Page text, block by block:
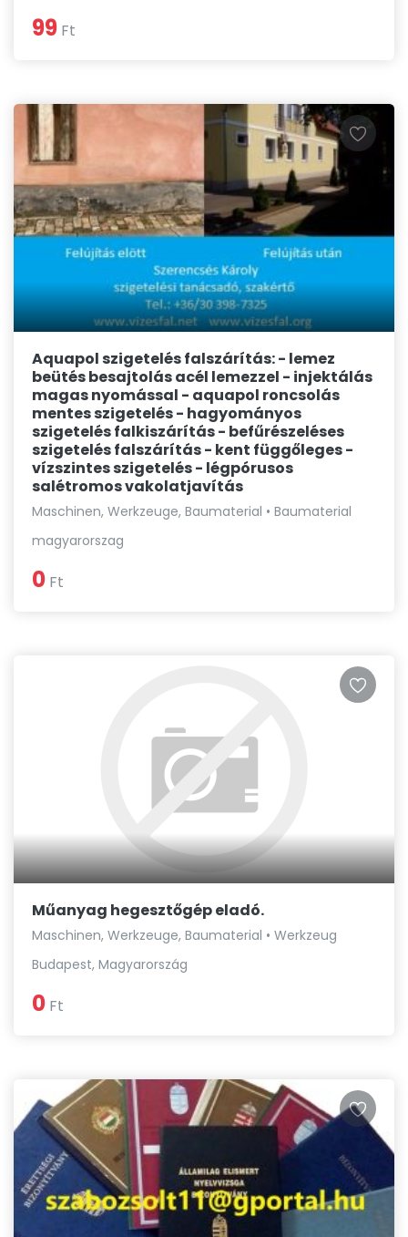
99 Ft
Aquapol szigetelés falszárítás: - lemez
beütés besajtolás acél lemezzel - injektálás
magas nyomással - aquapol roncsolás
mentes szigetelés - hagyományos
szigetelés falkiszárítás - befűrészeléses
szigetelés falszárítás - kent függőleges -
vízszintes szigetelés - légpórusos
salétromos vakolatjavítás
Maschinen, Werkzeuge, Baumaterial • Baumaterial
magyarorszag
0 Ft
Műanyag hegesztőgép eladó.
Maschinen, Werkzeuge, Baumaterial • Werkzeug
Budapest, Magyarország
0 Ft